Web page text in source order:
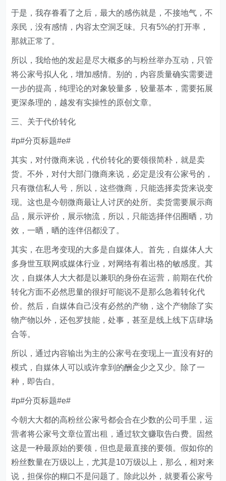
于是，我存眷看了之后，最大的感伤就是，不接地气，不
亲民，没有感情，内容太空洞乏味。只有5%的打开率，
那就正常了。
所以，我给他的发起是尽大概多的与粉丝举办互动，只管
将公家号拟人化，增加感情。别的，内容质量确实需要进
一步的提高，纯理论的对象较量多，较量基本，需要拓展
更深条理的，越发有实操性的原创文章。
三、关于代价转化
#p#分页标题#e#
其实，对付微商来说，代价转化的要领很简朴，就是卖
货。不外，对付大部门微商来说，必定是没有公家号的，
只有微信私人号，所以，这些微商，只能选择卖货来说变
现。这也是今朝微商最让人讨厌的处所。卖货需要展示商
品，展示评价，展示物流，所以，只能选择伴侣圈晒，功
效，一晒，晒的连伴侣都没了。
其实，在思考变现的大多是自媒体人。首先，自媒体人大
多身世互联网或媒体行业，对网络有着出格的敏感度。其
次，自媒体人大大都是以兼职的身份在运营，前期在代价
转化方面不必然思量的很好可能说不是那么急着转化代
价。然后，自媒体自己没有必然的产物，这个产物除了实
物产物以外，还包罗技能，处事，甚至是线上线下店肆场
合等。
所以，通过内容输出为主的公家号在变现上一直没有好的
模式，自媒体人可以或许拿到的酬金少之又少。除了一
种，即告白。
#p#分页标题#e#
今朝大大都的高粉丝公家号都会合在少数的公司手里，运
营者将公家号文章位置出租，通过软文赚取告白费。固然
这是一种最原始的要领，但也是最直接的要领。假如你的
粉丝数量在万级以上，尤其是10万级以上，那么，相对来
说，担保你的糊口不是问题了。除此以外，就要看公家号